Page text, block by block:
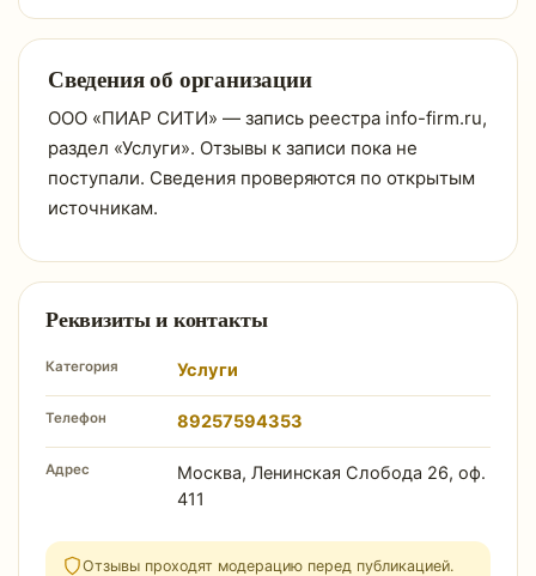
Сведения об организации
ООО «ПИАР СИТИ» — запись реестра info-firm.ru,
раздел «Услуги». Отзывы к записи пока не
поступали. Сведения проверяются по открытым
источникам.
Реквизиты и контакты
Категория Услуги
Телефон 89257594353
Адрес
Москва, Ленинская Слобода 26, оф.
411
Отзывы проходят модерацию перед публикацией.